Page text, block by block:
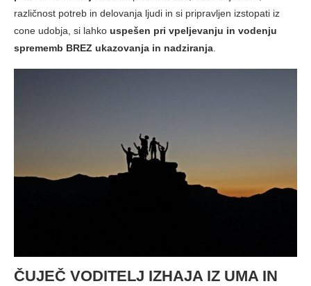
različnost potreb in delovanja ljudi in si pripravljen izstopati iz
cone udobja, si lahko uspešen pri vpeljevanju in vodenju
sprememb BREZ ukazovanja in nadziranja
ČUJEČ VODITELJ IZHAJA IZ UMA IN